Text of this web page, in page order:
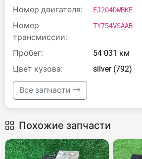
Номер двигателя:
EJ204DWBKE
Номер
трансмиссии:
TY754VSAAB
Пробег:
54 031 км
Цвет кузова:
silver (792)
Все запчасти
Похожие запчасти